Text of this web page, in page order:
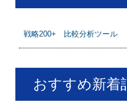
戦略200+ 比較分析ツール
おすすめ新着